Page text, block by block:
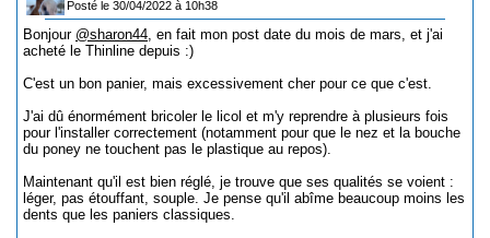
Posté le 30/04/2022 à 10h38
Bonjour @sharon44, en fait mon post date du mois de mars, et j'ai
acheté le Thinline depuis :)
C'est un bon panier, mais excessivement cher pour ce que c'est.
J'ai dû énormément bricoler le licol et m'y reprendre à plusieurs fois
pour l'installer correctement (notamment pour que le nez et la bouche
du poney ne touchent pas le plastique au repos).
Maintenant qu'il est bien réglé, je trouve que ses qualités se voient :
léger, pas étouffant, souple. Je pense qu'il abîme beaucoup moins les
dents que les paniers classiques.